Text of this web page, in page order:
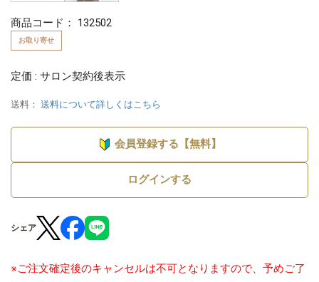
商品コード： 132502
お取り寄せ
定価 : サロン契約後表示
送料： 送料について詳しくはこちら
会員登録する【無料】
ログインする
シェア
※ご注文確定後のキャンセルは不可となりますので、予めご了